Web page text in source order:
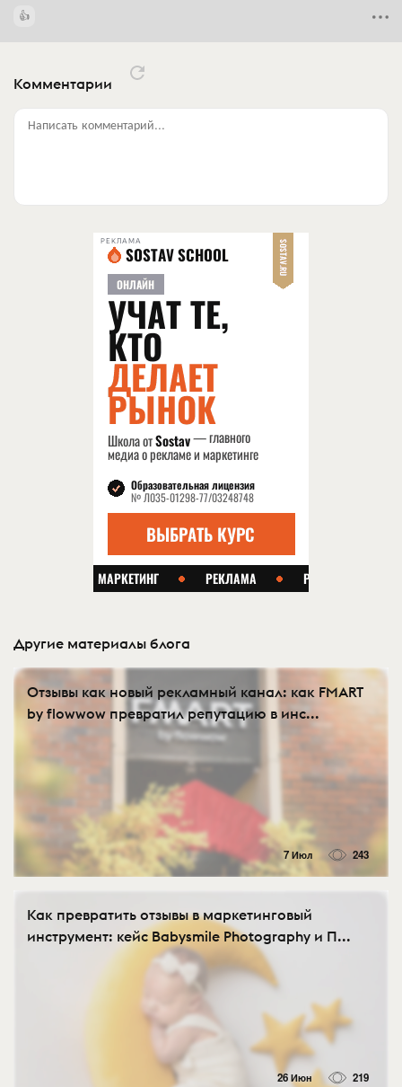
Комментарии
Написать комментарий...
РЕКЛАМА
Другие материалы блога
Отзывы как новый рекламный канал: как FMART
by flowwow превратил репутацию в инс...
7 Июл 243
Как превратить отзывы в маркетинговый
инструмент: кейс Babysmile Photography и П...
26 Июн 219